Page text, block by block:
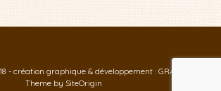
- création graphique & développement : GRAF-ID
Theme by SiteOrigin